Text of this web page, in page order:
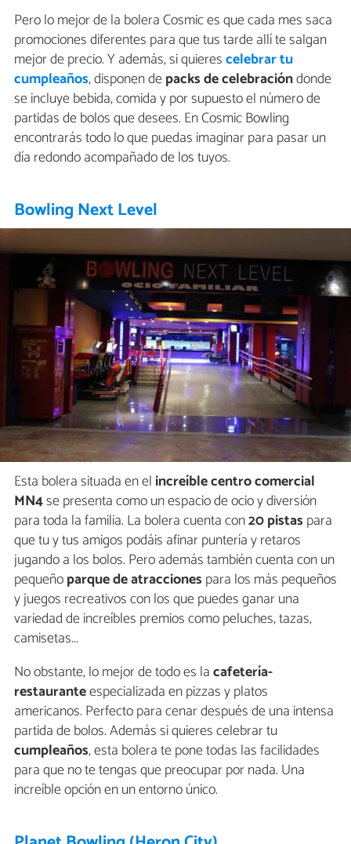
Pero lo mejor de la bolera Cosmic es que cada mes saca
promociones diferentes para que tus tarde allí te salgan
mejor de precio. Y además, si quierescelebrar tu
cumpleaños, disponen depacks de celebracióndonde
se incluye bebida, comida y por supuesto el número de
partidas de bolos que desees. En Cosmic Bowling
encontrarás todo lo que puedas imaginar para pasar un
día redondo acompañado de los tuyos.
Bowling Next Level
Esta bolera situada en el increíble centro comercial
MN4se presenta como un espacio de ocio y diversión
para toda la familia. La bolera cuenta con20 pistas para
que tu y tus amigos podáis afinar puntería y retaros
jugando a los bolos. Pero además también cuenta con un
pequeñoparque de atracciones para los más pequeños
y juegos recreativos con los que puedes ganar una
variedad de increíbles premios como peluches, tazas,
camisetas...
No obstante, lo mejor de todo es lacafetería-
restauranteespecializada en pizzas y platos
americanos. Perfecto para cenar después de una intensa
partida de bolos. Además si quieres celebrar tu
cumpleaños, esta bolera te pone todas las facilidades
para que no te tengas que preocupar por nada. Una
increíble opción en un entorno único.